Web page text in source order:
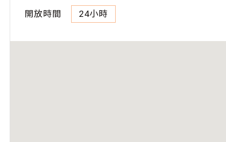
開放時間 24小時